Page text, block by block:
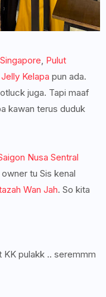
, Pulut
Jelly Kelapa pun ada.
juga. Tapi maaf
kawan terus duduk
Nusa Sentral
tu Sis kenal
Wan Jah. So kita
KK pulakk .. seremmm